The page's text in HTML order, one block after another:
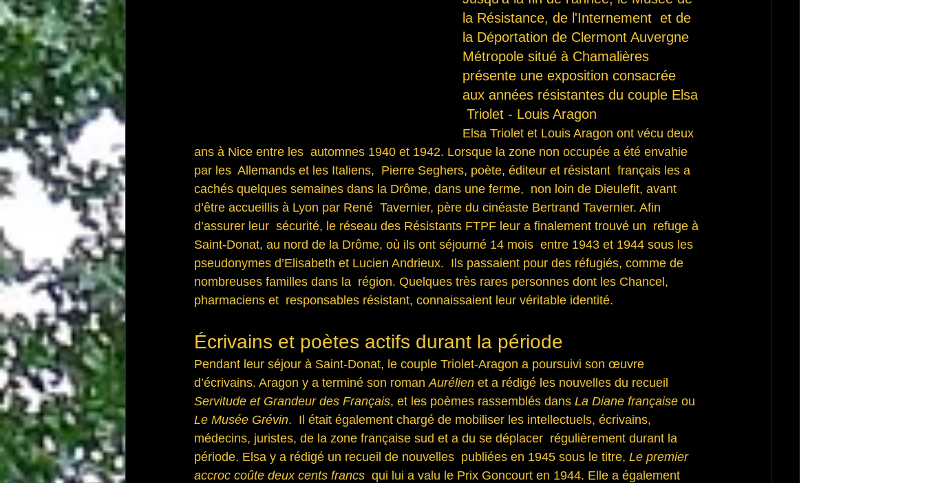
la Résistance, de l'Internement  et de
la Déportation de Clermont Auvergne
Métropole situé à Chamalières
présente une exposition consacrée
aux années résistantes du couple Elsa
Triolet - Louis Aragon
Elsa Triolet et Louis Aragon ont vécu deux
ans à Nice entre les  automnes 1940 et 1942. Lorsque la zone non occupée a été envahie
par les  Allemands et les Italiens,  Pierre Seghers, poète, éditeur et résistant  français les a
cachés quelques semaines dans la Drôme, dans une ferme,  non loin de Dieulefit, avant
d’être accueillis à Lyon par René  Tavernier, père du cinéaste Bertrand Tavernier. Afin
d’assurer leur  sécurité, le réseau des Résistants FTPF leur a finalement trouvé un  refuge à
Saint-Donat, au nord de la Drôme, où ils ont séjourné 14 mois  entre 1943 et 1944 sous les
pseudonymes d’Elisabeth et Lucien Andrieux.  Ils passaient pour des réfugiés, comme de
nombreuses familles dans la  région. Quelques très rares personnes dont les Chancel,
pharmaciens et  responsables résistant, connaissaient leur véritable identité.
Écrivains et poètes actifs durant la période
Pendant leur séjour à Saint-Donat, le couple Triolet-Aragon a poursuivi son œuvre
d’écrivains. Aragon y a terminé son roman Aurélien et a rédigé les nouvelles du recueil
Servitude et Grandeur des Français, et les poèmes rassemblés dans La Diane française ou
Le Musée Grévin.  Il était également chargé de mobiliser les intellectuels, écrivains,
médecins, juristes, de la zone française sud et a du se déplacer  régulièrement durant la
période. Elsa y a rédigé un recueil de nouvelles  publiées en 1945 sous le titre, Le premier
accroc coûte deux cents francs
  qui lui a valu le Prix Goncourt en 1944. Elle a également